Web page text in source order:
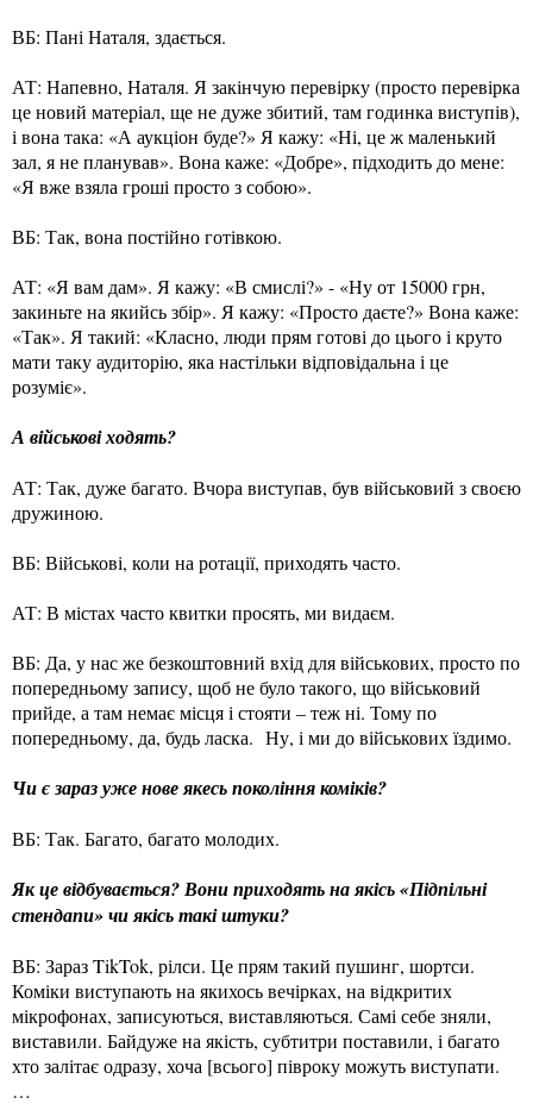
ВБ: Пані Наталя, здається.
АТ: Напевно, Наталя. Я закінчую перевірку (просто перевірка
це новий матеріал, ще не дуже збитий, там годинка виступів),
і вона така: «А аукціон буде?» Я кажу: «Ні, це ж маленький
зал, я не планував». Вона каже: «Добре», підходить до мене:
«Я вже взяла гроші просто з собою».
ВБ: Так, вона постійно готівкою.
АТ: «Я вам дам». Я кажу: «В смислі?» - «Ну от 15000 грн,
закиньте на якийсь збір». Я кажу: «Просто даєте?» Вона каже:
«Так». Я такий: «Класно, люди прям готові до цього і круто
мати таку аудиторію, яка настільки відповідальна і це
розуміє».
А військові ходять?
АТ: Так, дуже багато. Вчора виступав, був військовий з своєю
дружиною.
ВБ: Військові, коли на ротації, приходять часто.
АТ: В містах часто квитки просять, ми видаєм.
ВБ: Да, у нас же безкоштовний вхід для військових, просто по
попередньому запису, щоб не було такого, що військовий
прийде, а там немає місця і стояти – теж ні. Тому по
попередньому, да, будь ласка. Ну, і ми до військових їздимо.
Чи є зараз уже нове якесь покоління коміків?
ВБ: Так. Багато, багато молодих.
Як це відбувається? Вони приходять на якісь «Підпільні
стендапи» чи якісь такі штуки?
ВБ: Зараз TikTok, рілси. Це прям такий пушинг, шортси.
Коміки виступають на якихось вечірках, на відкритих
мікрофонах, записуються, виставляються. Самі себе зняли,
виставили. Байдуже на якість, субтитри поставили, і багато
хто залітає одразу, хоча [всього] півроку можуть виступати.
…